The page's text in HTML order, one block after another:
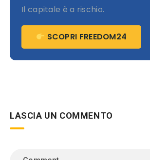
Il capitale è a rischio.
SCOPRI FREEDOM24
LASCIA UN COMMENTO